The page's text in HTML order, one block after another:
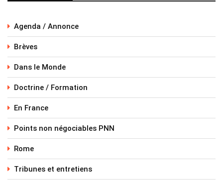
Agenda / Annonce
Brèves
Dans le Monde
Doctrine / Formation
En France
Points non négociables PNN
Rome
Tribunes et entretiens